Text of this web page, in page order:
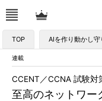
TOP AIを作り動かし
連載
至高のネットワー
CCENT／CCNA 試験対